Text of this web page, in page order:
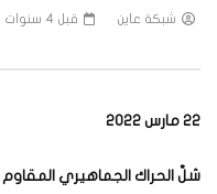
شبكة عاين قبل 4 سنوات
22 مارس 2022
شلَّ الحراك الجماهيري